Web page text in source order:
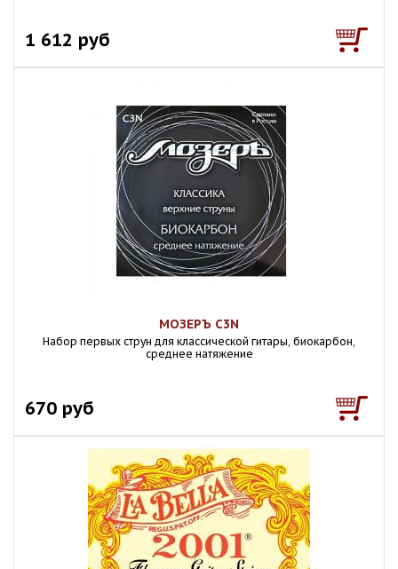
1 612 руб
МОЗЕРЪ C3N
Набор первых струн для классической гитары, биокарбон,
среднее натяжение
670 руб